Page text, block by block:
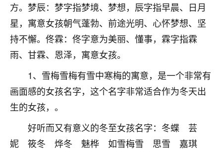
方。梦辰：梦字指梦境、梦想，辰字指早晨、日月
星，寓意女孩朝气蓬勃、前途光明、心怀梦想、坚
持不懈。佟霖：佟字意为美丽、懂事，霖字指霖
雨、甘霖、恩泽，寓意女孩。
1、雪梅雪梅有雪中寒梅的寓意，是一个非常有
画面感的女孩名字，这个名字非常适合作为冬天出
生的女孩，。
好听而又有意义的冬至女孩名字：冬蝶 芸
妮 筱冬 烨冬 魅桦 如雪梅雪 思雪 嘉琪
付深
我是公司人事调整，有升迁机会，但同时竞争的我们
三个，找老师的时候是抱着侥幸心理，没想到老师看
着我晋升有望，我半信半疑的按照老师建议，做了化
太岁还有一个发钱粮，本来年前的人事调整，拖到年
后，我以为都没戏了，结果开年一上班，开会提拔升
职第一个就是我，职务无所谓，主要是底薪加了
3000，非常开心，无论如何，感恩感谢！🙏🏻
12小时前 来自北京 32